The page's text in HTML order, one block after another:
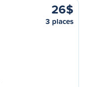
26$
3 places